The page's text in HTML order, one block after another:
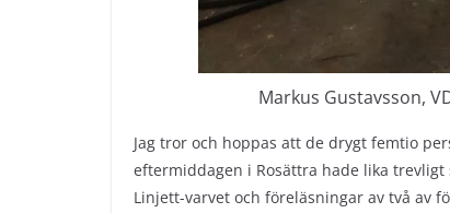
Markus Gustavsson,
Jag tror och hoppas att de drygt femtio
eftermiddagen i Rosättra hade lika trevligt
Linjett-varvet och föreläsningar av två av